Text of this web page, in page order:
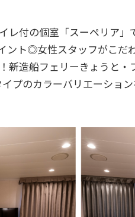
レ付の個室「スーペリア」
ント◎女性スタッフがこだ
新造船フェリーきょうと・
プのカラーバリエーショ